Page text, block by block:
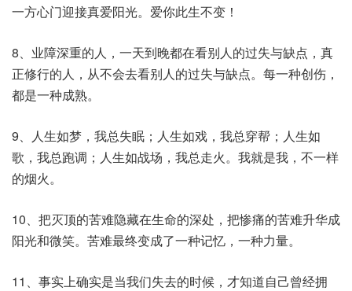
一方心门迎接真爱阳光。爱你此生不变！
8、业障深重的人，一天到晚都在看别人的过失与缺点，真
正修行的人，从不会去看别人的过失与缺点。每一种创伤，
都是一种成熟。
9、人生如梦，我总失眠；人生如戏，我总穿帮；人生如
歌，我总跑调；人生如战场，我总走火。我就是我，不一样
的烟火。
10、把灭顶的苦难隐藏在生命的深处，把惨痛的苦难升华成
阳光和微笑。苦难最终变成了一种记忆，一种力量。
11、事实上确实是当我们失去的时候，才知道自己曾经拥